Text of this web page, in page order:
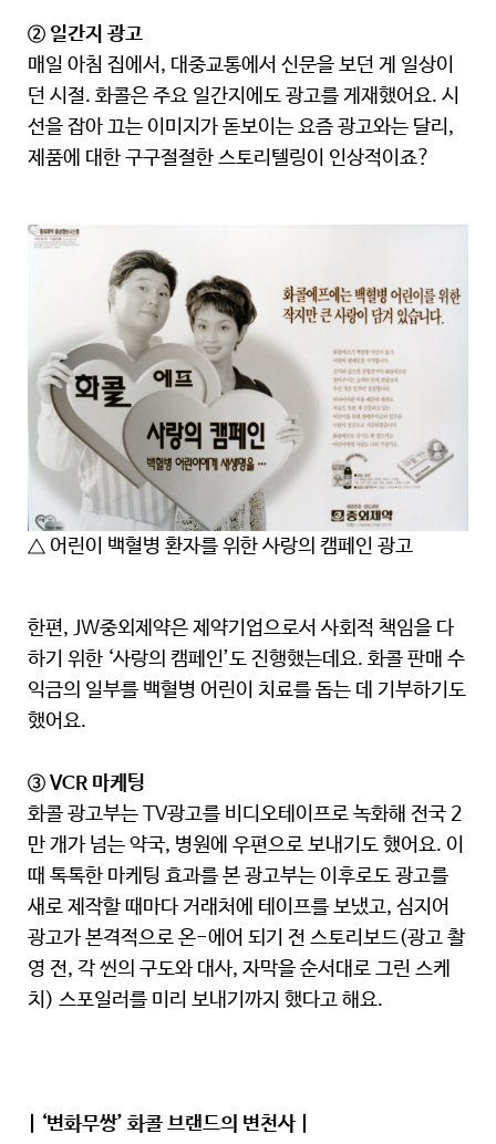
② 일간지 광고
매일 아침 집에서, 대중교통에서 신문을 보던 게 일상이
던 시절. 화콜은 주요 일간지에도 광고를 게재했어요. 시
선을 잡아 끄는 이미지가 돋보이는 요즘 광고와는 달리,
제품에 대한 구구절절한 스토리텔링이 인상적이죠?
△ 어린이 백혈병 환자를 위한 사랑의 캠페인 광고
한편, JW중외제약은 제약기업으로서 사회적 책임을 다
하기 위한 ‘사랑의 캠페인’도 진행했는데요. 화콜 판매 수
익금의 일부를 백혈병 어린이 치료를 돕는 데 기부하기도
했어요.
③ VCR 마케팅
화콜 광고부는 TV광고를 비디오테이프로 녹화해 전국 2
만 개가 넘는 약국, 병원에 우편으로 보내기도 했어요. 이
때 톡톡한 마케팅 효과를 본 광고부는 이후로도 광고를
새로 제작할 때마다 거래처에 테이프를 보냈고, 심지어
광고가 본격적으로 온-에어 되기 전 스토리보드(광고 촬
영 전, 각 씬의 구도와 대사, 자막을 순서대로 그린 스케
치) 스포일러를 미리 보내기까지 했다고 해요.
| ‘변화무쌍’ 화콜 브랜드의 변천사 |